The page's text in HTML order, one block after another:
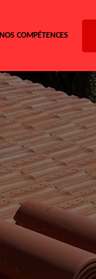
NOS COMPÉTENCES